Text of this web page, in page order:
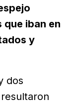
iban en
y
dos